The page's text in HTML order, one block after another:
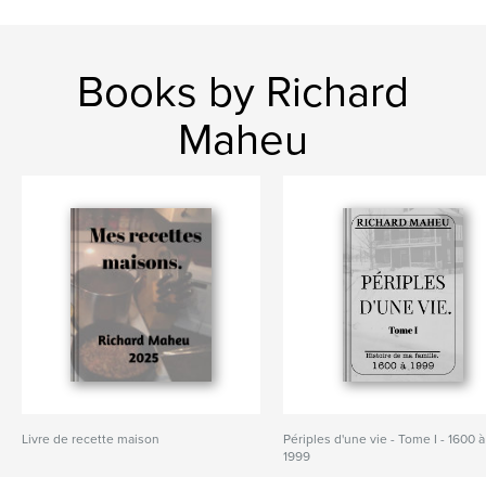
Books by Richard
Maheu
Livre de recette maison
Périples d'une vie - Tome I - 1600 à
1999